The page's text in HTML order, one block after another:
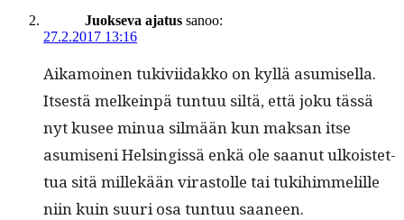
Juokseva ajatus sanoo:
27.2.2017 13:16
Aikamoinen tukivi­idakko on kyl­lä asumisel­la.
Itses­tä melkein­pä tun­tuu siltä, että joku tässä
nyt kusee min­ua silmään kun mak­san itse
asumiseni Helsingis­sä enkä ole saanut ulkois­tet­
tua sitä millekään viras­tolle tai tuk­i­him­melille
niin kuin suuri osa tun­tuu saaneen.